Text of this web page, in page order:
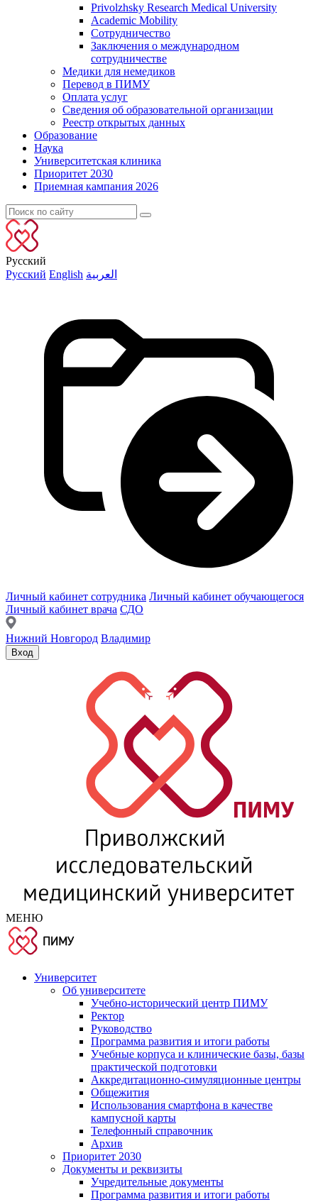
Privolzhsky Research Medical University
Academic Mobility
Сотрудничество
Заключения о международном
сотрудничестве
Медики для немедиков
Перевод в ПИМУ
Оплата услуг
Сведения об образовательной организации
Реестр открытых данных
Образование
Наука
Университетская клиника
Приоритет 2030
Приемная кампания 2026
Русский
Русский English العربية
Личный кабинет сотрудника Личный кабинет обучающегося
Личный кабинет врача СДО
Нижний Новгород Владимир
Вход
МЕНЮ
Университет
Об университете
Учебно-исторический центр ПИМУ
Ректор
Руководство
Программа развития и итоги работы
Учебные корпуса и клинические базы, базы
практической подготовки
Аккредитационно-симуляционные центры
Общежития
Использования смартфона в качестве
кампусной карты
Телефонный справочник
Архив
Приоритет 2030
Документы и реквизиты
Учредительные документы
Программа развития и итоги работы